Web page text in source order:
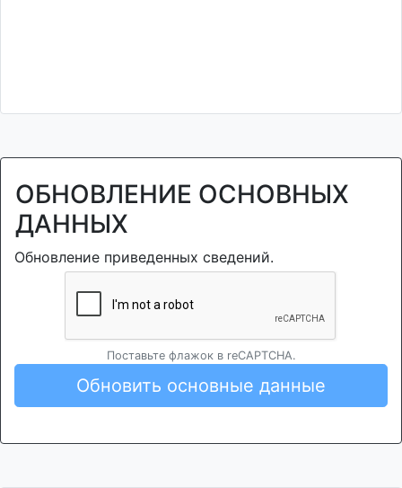
ОБНОВЛЕНИЕ ОСНОВНЫХ
ДАННЫХ
Обновление приведенных сведений.
Поставьте флажок в reCAPTCHA.
Обновить основные данные